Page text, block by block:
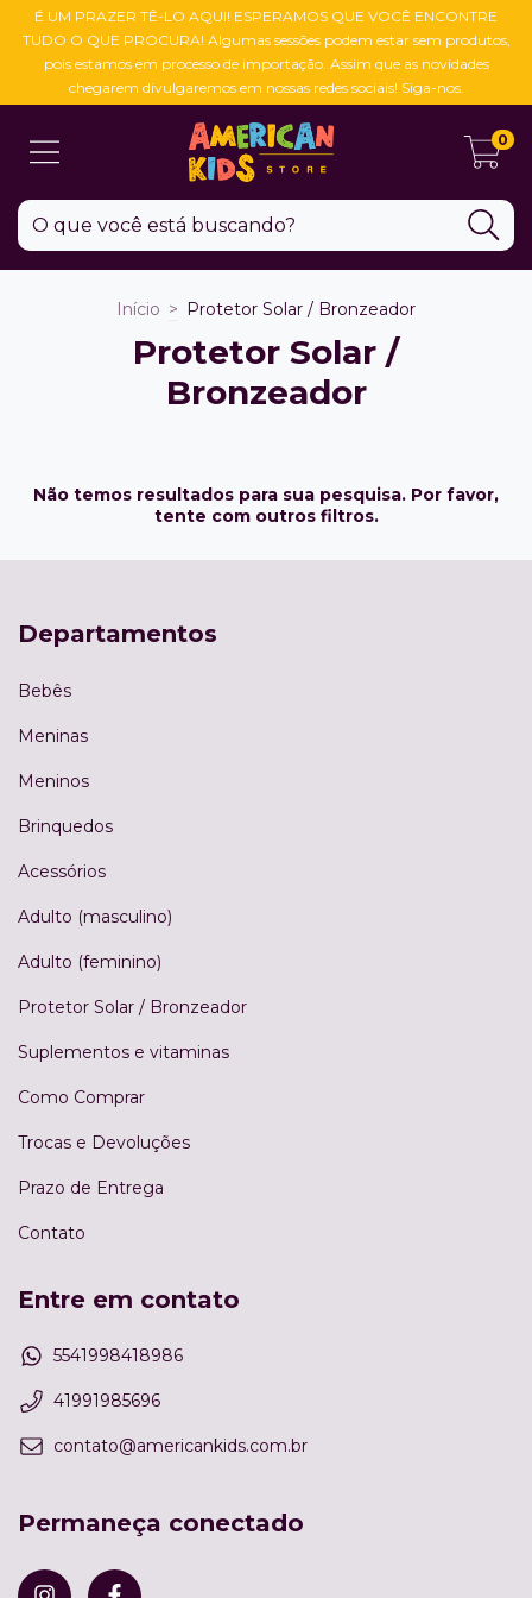
É UM PRAZER TÊ-LO AQUI! ESPERAMOS QUE VOCÊ ENCONTRE
TUDO O QUE PROCURA! Algumas sessões podem estar sem produtos,
pois estamos em processo de importação. Assim que as novidades
chegarem divulgaremos em nossas redes sociais! Siga-nos.
0
Início > Protetor Solar / Bronzeador
Protetor Solar /
Bronzeador
Não temos resultados para sua pesquisa. Por favor,
tente com outros filtros.
Departamentos
Bebês
Meninas
Meninos
Brinquedos
Acessórios
Adulto (masculino)
Adulto (feminino)
Protetor Solar / Bronzeador
Suplementos e vitaminas
Como Comprar
Trocas e Devoluções
Prazo de Entrega
Contato
Entre em contato
5541998418986
41991985696
contato@americankids.com.br
Permaneça conectado